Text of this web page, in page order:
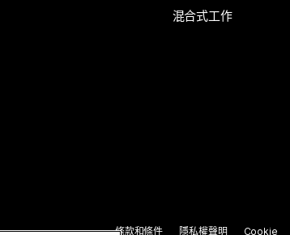
混合式工作
條款和條件 隱私權聲明 Cookie